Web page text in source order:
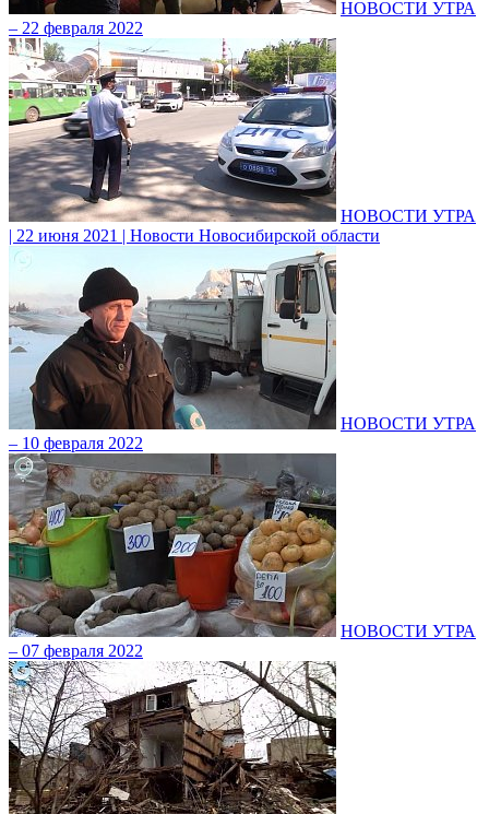
НОВОСТИ УТРА
– 22 февраля 2022
НОВОСТИ УТРА
| 22 июня 2021 | Новости Новосибирской области
НОВОСТИ УТРА
– 10 февраля 2022
НОВОСТИ УТРА
– 07 февраля 2022